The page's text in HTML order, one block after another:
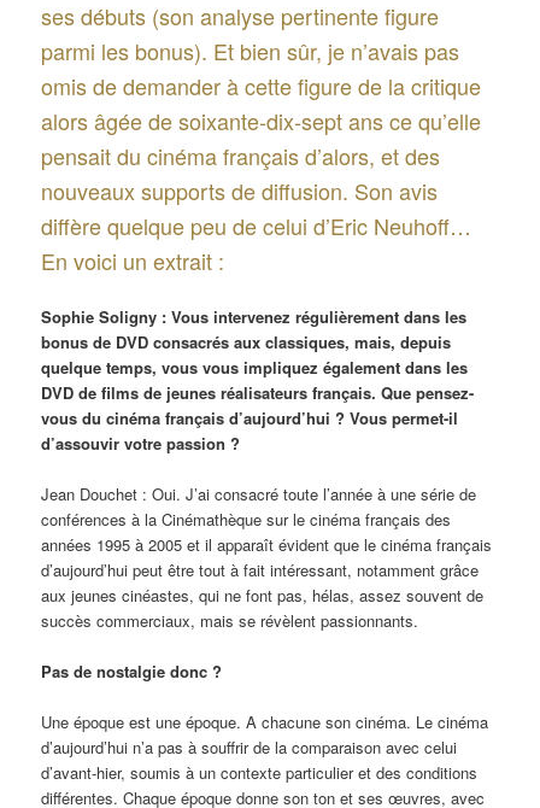
ses débuts (son analyse pertinente figure
parmi les bonus). Et bien sûr, je n’avais pas
omis de demander à cette figure de la critique
alors âgée de soixante-dix-sept ans ce qu’elle
pensait du cinéma français d’alors, et des
nouveaux supports de diffusion. Son avis
diffère quelque peu de celui d’Eric Neuhoff…
En voici un extrait :
Sophie Soligny : Vous intervenez régulièrement dans les
bonus de DVD consacrés aux classiques, mais, depuis
quelque temps, vous vous impliquez également dans les
DVD de films de jeunes réalisateurs français. Que pensez-
vous du cinéma français d’aujourd’hui ? Vous permet-il
d’assouvir votre passion ?
Jean Douchet : Oui. J’ai consacré toute l’année à une série de
conférences à la Cinémathèque sur le cinéma français des
années 1995 à 2005 et il apparaît évident que le cinéma français
d’aujourd’hui peut être tout à fait intéressant, notamment grâce
aux jeunes cinéastes, qui ne font pas, hélas, assez souvent de
succès commerciaux, mais se révèlent passionnants.
Pas de nostalgie donc ?
Une époque est une époque. A chacune son cinéma. Le cinéma
d’aujourd’hui n’a pas à souffrir de la comparaison avec celui
d’avant-hier, soumis à un contexte particulier et des conditions
différentes. Chaque époque donne son ton et ses œuvres, avec